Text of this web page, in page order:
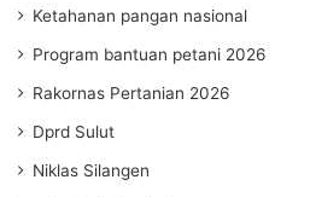
Ketahanan pangan nasional
Program bantuan petani 2026
Rakornas Pertanian 2026
Dprd Sulut
Niklas Silangen